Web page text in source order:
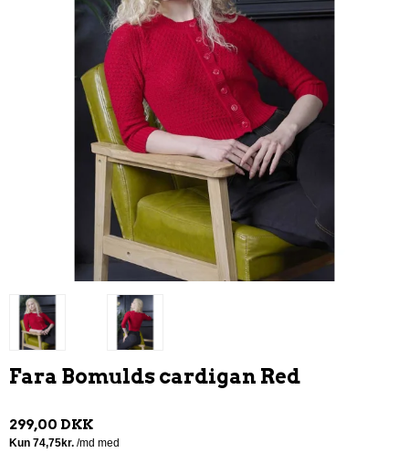
Fara Bomulds cardigan Red
299,00 DKK